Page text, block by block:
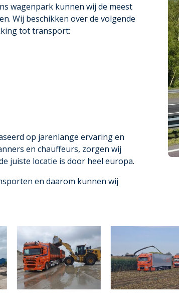
wagenpark kunnen wij de meest
Wij beschikken over de volgende
tot transport:
op jarenlange ervaring en
en chauffeurs, zorgen wij
juiste locatie is door heel europa.
en daarom kunnen wij